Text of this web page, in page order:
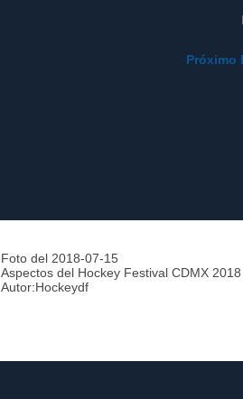
Próximo
Foto del 2018-07-15
Aspectos del Hockey Festival CDMX 2018
Autor:Hockeydf